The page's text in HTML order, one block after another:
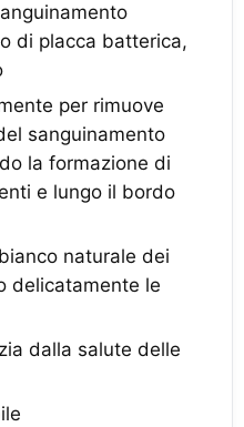
di placca batterica,
per rimuove
sanguinamento
la formazione di
e lungo il bordo
naturale dei
delicatamente le
dalla salute delle